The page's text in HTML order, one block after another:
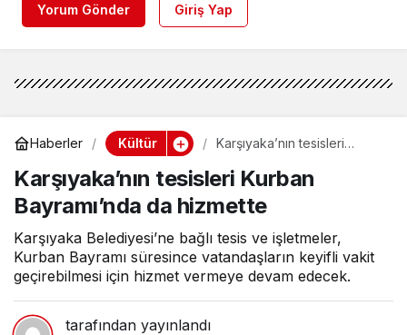
Yorum Gönder Giriş Yap
Haberler Kültür
Karşıyaka’nın tesisleri
hizmette
Karşıyaka’nın tesisleri Kurban
Bayramı’nda da hizmette
Karşıyaka Belediyesi’ne bağlı tesis ve işletmeler,
Kurban Bayramı süresince vatandaşların keyifli vakit
geçirebilmesi için hizmet vermeye devam edecek.
tarafından yayınlandı